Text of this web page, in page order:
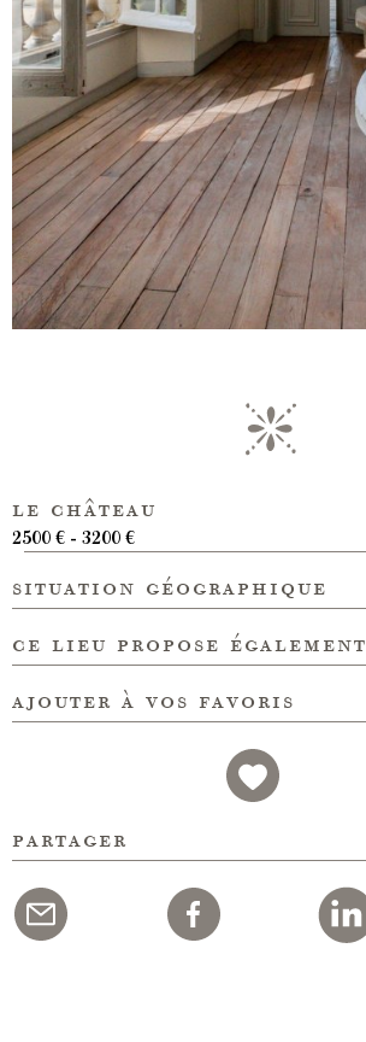
le château
2500 € - 3200 €
situation géographique
ce lieu propose également
ajouter à vos favoris
partager